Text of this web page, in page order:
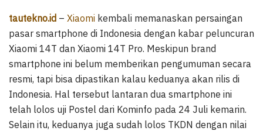
tautekno.id – Xiaomi kembali memanaskan persaingan
pasar smartphone di Indonesia dengan kabar peluncuran
Xiaomi 14T dan Xiaomi 14T Pro. Meskipun brand
smartphone ini belum memberikan pengumuman secara
resmi, tapi bisa dipastikan kalau keduanya akan rilis di
Indonesia. Hal tersebut lantaran dua smartphone ini
telah lolos uji Postel dari Kominfo pada 24 Juli kemarin.
Selain itu, keduanya juga sudah lolos TKDN dengan nilai